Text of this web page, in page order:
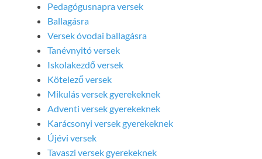
Pedagógusnapra versek
Ballagásra
Versek óvodai ballagásra
Tanévnyitó versek
Iskolakezdő versek
Kötelező versek
Mikulás versek gyerekeknek
Adventi versek gyerekeknek
Karácsonyi versek gyerekeknek
Újévi versek
Tavaszi versek gyerekeknek